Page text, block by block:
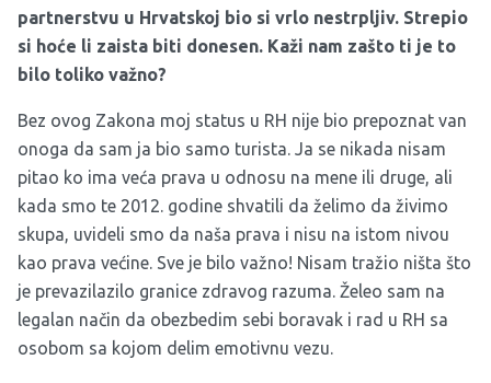
partnerstvu u Hrvatskoj bio si vrlo nestrpljiv. Strepio
si hoće li zaista biti donesen. Kaži nam zašto ti je to
bilo toliko važno?
Bez ovog Zakona moj status u RH nije bio prepoznat van
onoga da sam ja bio samo turista. Ja se nikada nisam
pitao ko ima veća prava u odnosu na mene ili druge, ali
kada smo te 2012. godine shvatili da želimo da živimo
skupa, uvideli smo da naša prava i nisu na istom nivou
kao prava većine. Sve je bilo važno! Nisam tražio ništa što
je prevazilazilo granice zdravog razuma. Želeo sam na
legalan način da obezbedim sebi boravak i rad u RH sa
osobom sa kojom delim emotivnu vezu.